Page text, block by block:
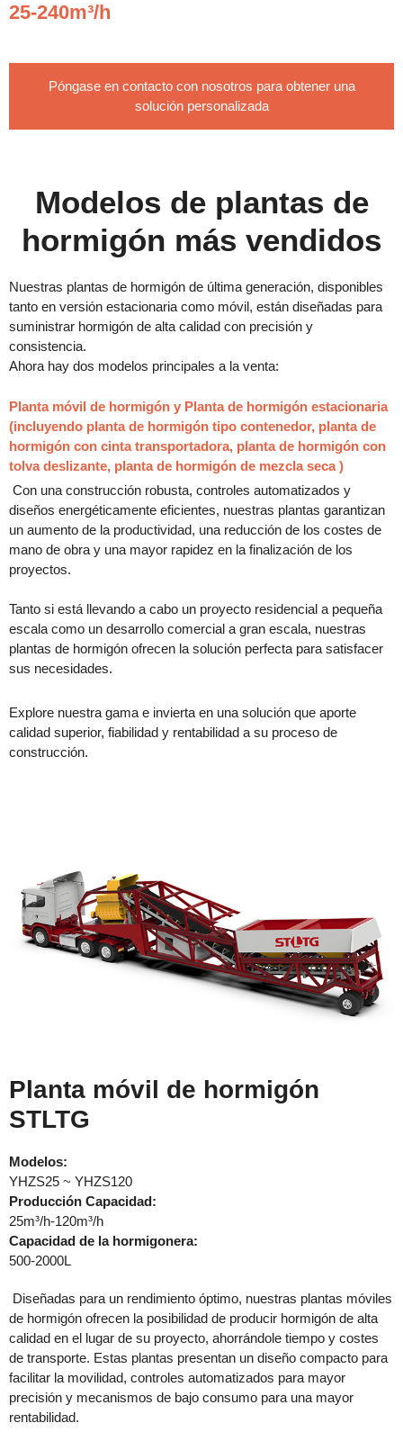
25-240m³/h
Póngase en contacto con nosotros para obtener una
solución personalizada
Modelos de plantas de
hormigón más vendidos
Nuestras plantas de hormigón de última generación, disponibles
tanto en versión estacionaria como móvil, están diseñadas para
suministrar hormigón de alta calidad con precisión y
consistencia.
Ahora hay dos modelos principales a la venta:
Planta móvil de hormigón y Planta de hormigón estacionaria
(incluyendo planta de hormigón tipo contenedor, planta de
hormigón con cinta transportadora, planta de hormigón con
tolva deslizante, planta de hormigón de mezcla seca )
Con una construcción robusta, controles automatizados y
diseños energéticamente eficientes, nuestras plantas garantizan
un aumento de la productividad, una reducción de los costes de
mano de obra y una mayor rapidez en la finalización de los
proyectos.
Tanto si está llevando a cabo un proyecto residencial a pequeña
escala como un desarrollo comercial a gran escala, nuestras
plantas de hormigón ofrecen la solución perfecta para satisfacer
sus necesidades.
Explore nuestra gama e invierta en una solución que aporte
calidad superior, fiabilidad y rentabilidad a su proceso de
construcción.
Planta móvil de hormigón
STLTG
Modelos:
YHZS25 ~ YHZS120
Producción Capacidad:
25m³/h-120m³/h
Capacidad de la hormigonera:
500-2000L
Diseñadas para un rendimiento óptimo, nuestras plantas móviles
de hormigón ofrecen la posibilidad de producir hormigón de alta
calidad en el lugar de su proyecto, ahorrándole tiempo y costes
de transporte. Estas plantas presentan un diseño compacto para
facilitar la movilidad, controles automatizados para mayor
precisión y mecanismos de bajo consumo para una mayor
rentabilidad.